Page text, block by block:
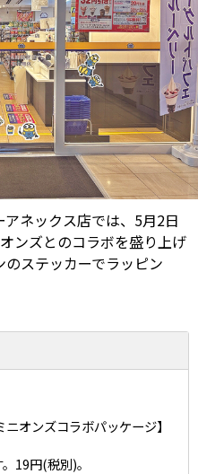
ネックス店では、5月2日
ンズとのコラボを盛り上げ
ステッカーでラッピン
オンズコラボパッケージ】
19円(税別)。